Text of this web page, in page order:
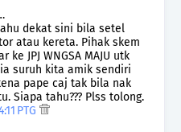
dekat sini bila setel
atau kereta. Pihak skem
JPJ WNGSA MAJU utk
suruh kita amik sendiri
pape caj tak bila nak
Siapa tahu??? Plss tolong.
PTG